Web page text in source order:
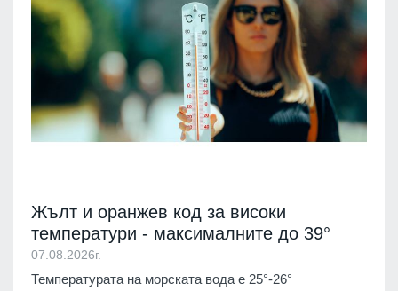
Жълт и оранжев код за високи
температури - максималните до 39°
07.08.2026г.
Температурата на морската вода е 25°-26°